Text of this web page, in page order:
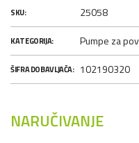
SKU: 25058
KATEGORIJA: Pumpe za
ŠIFRA DOBAVLJAČA: 102190320
NARUČIVANJE